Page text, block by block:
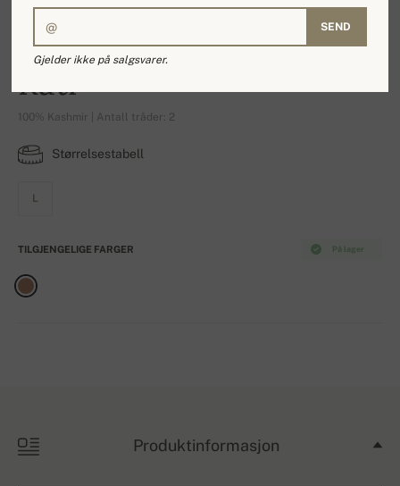
Rati
100% Kashmir | Antall tråder: 2
Størrelsestabell
L
På lager
TILGJENGELIGE FARGER
Produktinformasjon
SEND
Gjelder ikke på salgsvarer.